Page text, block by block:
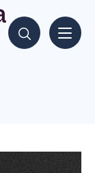
Hae sisältöjä